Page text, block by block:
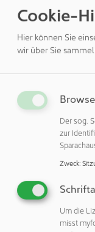
Gleichzeitig
durchgeführt.
auch in der
Kunden, ihren
senken. So
werden sowie
Die innovativen
Direkte
Cookie-
Hier können Sie
wir über Sie
Der sog.
zur
Zweck:
Um die
misst